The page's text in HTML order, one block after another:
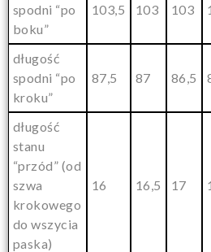
spodni “po
boku”
103,5 103 103
długość
spodni “po
kroku”
87,5 87 86,5
długość
stanu
“przód” (od
szwa
krokowego
do wszycia
paska)
16 16,5 17